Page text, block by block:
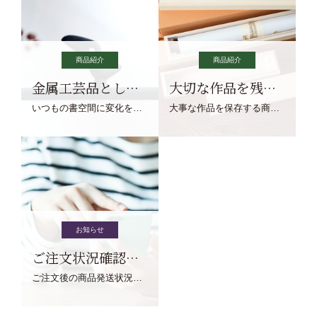
商品紹介
金属工芸品としての文鎮
いつもの書空間に変化を与えてくれる、見ているだけで愉しくなる金属工芸品の文鎮をご紹介します。
商品紹介
大切な作品を残す作品保存商品
大事な作品を保存する商品を取りまとめてご紹介ます。
お知らせ
ご注文状況確認について
ご注文後の商品発送状況については、こちらからご確認くださいませ。